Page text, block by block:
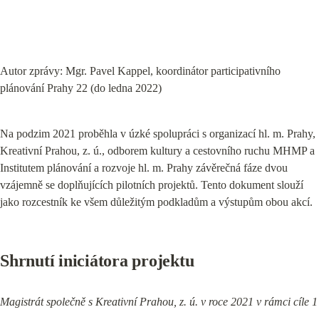
Autor zprávy: Mgr. Pavel Kappel, koordinátor participativního
plánování Prahy 22 (do ledna 2022)
Na podzim 2021 proběhla v úzké spolupráci s organizací hl. m. Prahy,
Kreativní Prahou, z. ú., odborem kultury a cestovního ruchu MHMP a
Institutem plánování a rozvoje hl. m. Prahy závěrečná fáze dvou
vzájemně se doplňujících pilotních projektů. Tento dokument slouží
jako rozcestník ke všem důležitým podkladům a výstupům obou akcí.
Shrnutí iniciátora projektu
Magistrát společně s Kreativní Prahou, z. ú. v roce 2021 v rámci cíle 1